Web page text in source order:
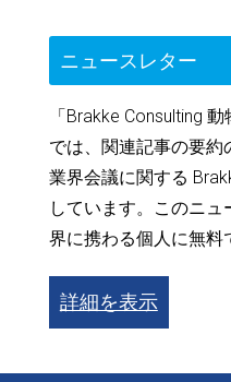
ニュースレター
「Brakke Consulting
では、関連記事の要約
業界会議に関する
しています。このニ
界に携わる個人に無料
詳細を表示